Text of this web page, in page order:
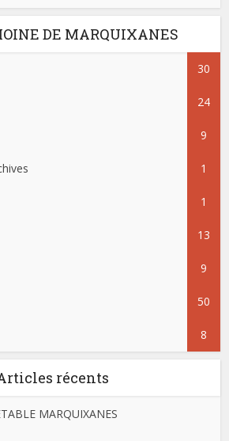
DE MARQUIXANES
30
24
9
1
1
13
9
50
8
récents
MARQUIXANES